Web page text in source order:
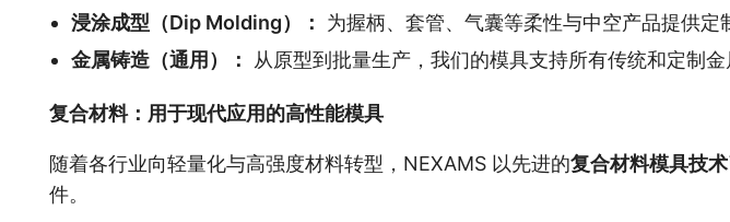
浸涂成型（Dip Molding）：
为握柄、套管、气囊等柔性与中空产品提供定
金属铸造（通用）：
从原型到批量生产，我们的模具支持所有传统和定制金
复合材料：用于现代应用的高性能模具
随着各行业向轻量化与高强度材料转型，NEXAMS 以先进的复合材料模具技术
件。